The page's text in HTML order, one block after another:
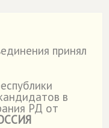
принял
в
РД от